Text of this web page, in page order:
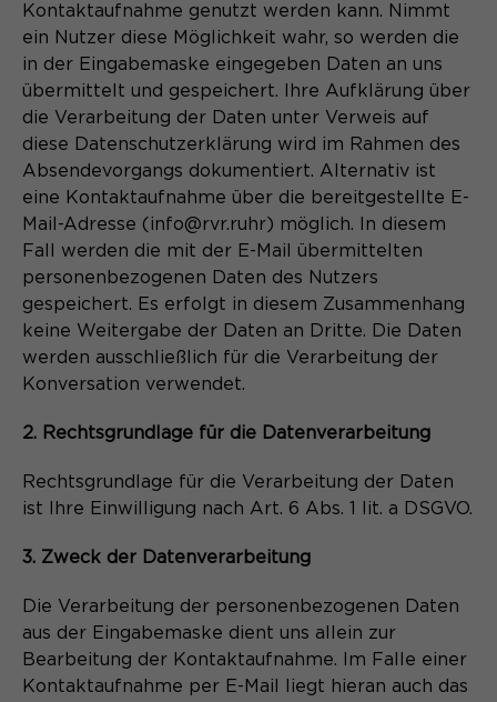
Kontaktaufnahme genutzt werden kann. Nimmt
ein Nutzer diese Möglichkeit wahr, so werden die
in der Eingabemaske eingegeben Daten an uns
übermittelt und gespeichert. Ihre Aufklärung über
die Verarbeitung der Daten unter Verweis auf
diese Datenschutzerklärung wird im Rahmen des
Absendevorgangs dokumentiert. Alternativ ist
eine Kontaktaufnahme über die bereitgestellte E-
Mail-Adresse (info@rvr.ruhr) möglich. In diesem
Fall werden die mit der E-Mail übermittelten
personenbezogenen Daten des Nutzers
gespeichert. Es erfolgt in diesem Zusammenhang
keine Weitergabe der Daten an Dritte. Die Daten
werden ausschließlich für die Verarbeitung der
Konversation verwendet.
2. Rechtsgrundlage für die Datenverarbeitung
Rechtsgrundlage für die Verarbeitung der Daten
ist Ihre Einwilligung nach Art. 6 Abs. 1 lit. a DSGVO.
3. Zweck der Datenverarbeitung
Die Verarbeitung der personenbezogenen Daten
aus der Eingabemaske dient uns allein zur
Bearbeitung der Kontaktaufnahme. Im Falle einer
Kontaktaufnahme per E-Mail liegt hieran auch das